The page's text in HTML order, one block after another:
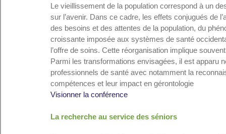
Le vieillissement de la population correspond à un
sur l’avenir. Dans ce cadre, les effets conjugués de
des besoins et des attentes de la population, du
croissante imposée aux systèmes de santé
l’offre de soins. Cette réorganisation implique
Parmi les transformations envisagées, il est apparu
professionnels de santé avec notamment la
compétences et leur impact en gérontologie
Visionner la conférence
La recherche au service des séniors